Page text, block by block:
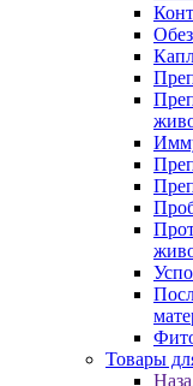
Товары